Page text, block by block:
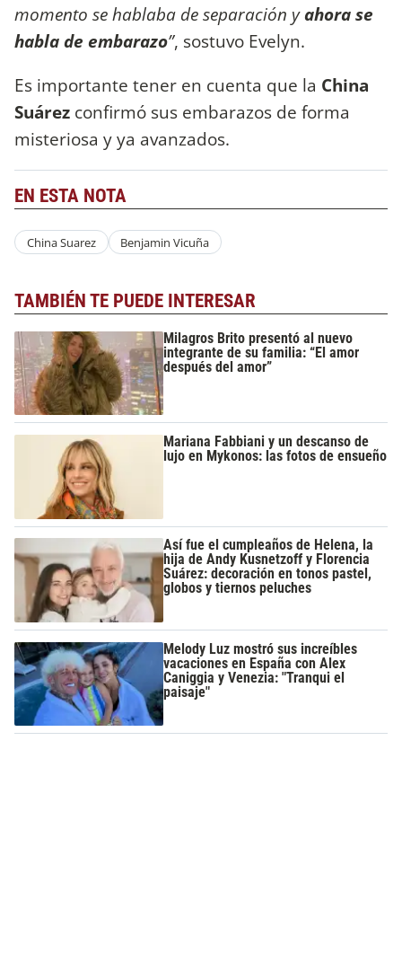
momento se hablaba de separación yahora se
habla de embarazo”, sostuvo Evelyn.
Es importante tener en cuenta que la China
Suárez confirmó sus embarazos de forma
misteriosa y ya avanzados.
EN ESTA NOTA
China Suarez Benjamin Vicuña
TAMBIÉN TE PUEDE INTERESAR
Milagros Brito presentó al nuevo
integrante de su familia: “El amor
después del amor”
Mariana Fabbiani y un descanso de
lujo en Mykonos: las fotos de ensueño
Así fue el cumpleaños de Helena, la
hija de Andy Kusnetzoff y Florencia
Suárez: decoración en tonos pastel,
globos y tiernos peluches
Melody Luz mostró sus increíbles
vacaciones en España con Alex
Caniggia y Venezia: "Tranqui el
paisaje"